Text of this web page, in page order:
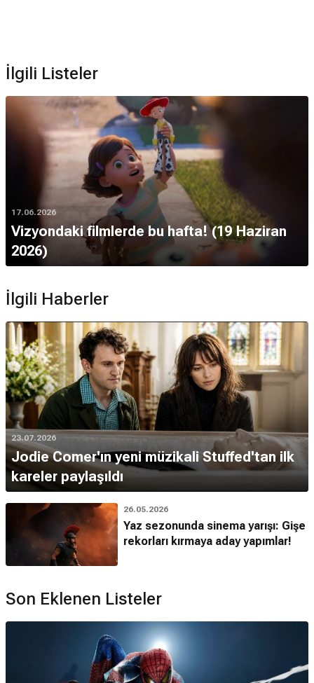
İlgili Listeler
17.06.2026
Vizyondaki filmlerde bu hafta! (19 Haziran
2026)
İlgili Haberler
23.07.2026
Jodie Comer'ın yeni müzikali Stuffed'tan ilk
kareler paylaşıldı
26.05.2026
Yaz sezonunda sinema yarışı: Gişe
rekorları kırmaya aday yapımlar!
Son Eklenen Listeler